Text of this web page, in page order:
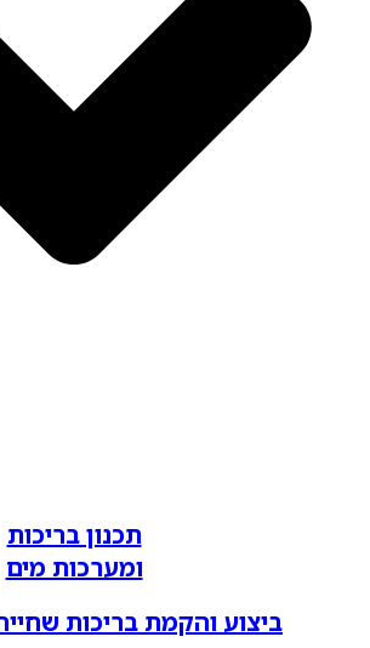
תכנון בריכות
ומערכות מים
ביצוע והקמת בריכות